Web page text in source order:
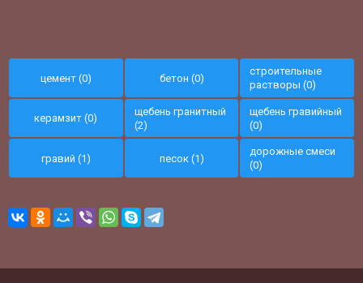
цемент (0) бетон (0)
строительные
растворы (0)
керамзит (0)
щебень гранитный
(2)
щебень гравийный
(0)
гравий (1) песок (1)
дорожные смеси
(0)